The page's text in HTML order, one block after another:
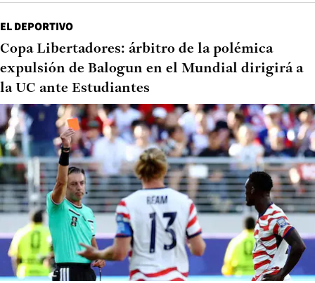
EL DEPORTIVO
Copa Libertadores: árbitro de la polémica
expulsión de Balogun en el Mundial dirigirá a
la UC ante Estudiantes